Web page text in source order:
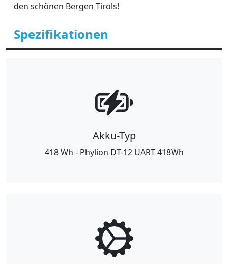
den schönen Bergen Tirols!
Spezifikationen
Akku-Typ
418 Wh - Phylion DT-12 UART 418Wh